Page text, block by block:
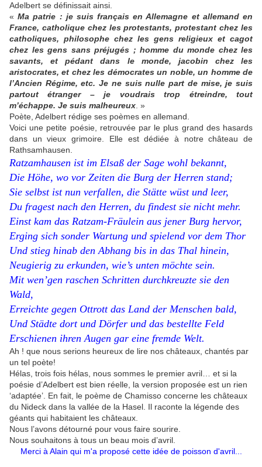
Adelbert se définissait ainsi.
« Ma patrie : je suis français en Allemagne et allemand en
France, catholique chez les protestants, protestant chez les
catholiques, philosophe chez les gens religieux et cagot
chez les gens sans préjugés ; homme du monde chez les
savants, et pédant dans le monde, jacobin chez les
aristocrates, et chez les démocrates un noble, un homme de
l’Ancien Régime, etc. Je ne suis nulle part de mise, je suis
partout étranger – je voudrais trop étreindre, tout
m’échappe. Je suis malheureux . »
Poète, Adelbert rédige ses poèmes en allemand.
Voici une petite poésie, retrouvée par le plus grand des hasards
dans un vieux grimoire. Elle est dédiée à notre château de
Rathsamhausen.
Ratzamhausen ist im Elsaß der Sage wohl bekannt,
Die Höhe, wo vor Zeiten die Burg der Herren stand;
Sie selbst ist nun verfallen, die Stätte wüst und leer,
Du fragest nach den Herren, du findest sie nicht mehr.
Einst kam das Ratzam-Fräulein aus jener Burg hervor,
Erging sich sonder Wartung und spielend vor dem Thor
Und stieg hinab den Abhang bis in das Thal hinein,
Neugierig zu erkunden, wie’s unten möchte sein.
Mit wen’gen raschen Schritten durchkreuzte sie den
Wald,
Erreichte gegen Ottrott das Land der Menschen bald,
Und Städte dort und Dörfer und das bestellte Feld
Erschienen ihren Augen gar eine fremde Welt.
Ah ! que nous serions heureux de lire nos châteaux, chantés par
un tel poète!
Hélas, trois fois hélas, nous sommes le premier avril… et si la
poésie d’Adelbert est bien réelle, la version proposée est un rien
‘adaptée’. En fait, le poème de Chamisso concerne les châteaux
du Nideck dans la vallée de la Hasel. Il raconte la légende des
géants qui habitaient les châteaux.
Nous l’avons détourné pour vous faire sourire.
Nous souhaitons à tous un beau mois d’avril.
Merci à Alain qui m'a proposé cette idée de poisson d'avril...